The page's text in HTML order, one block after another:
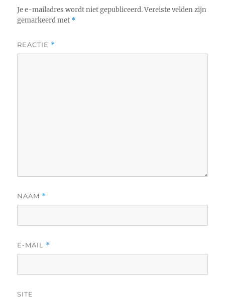
Je e-mailadres wordt niet gepubliceerd. Vereiste velden zijn
gemarkeerd met *
REACTIE *
NAAM *
E-MAIL *
SITE